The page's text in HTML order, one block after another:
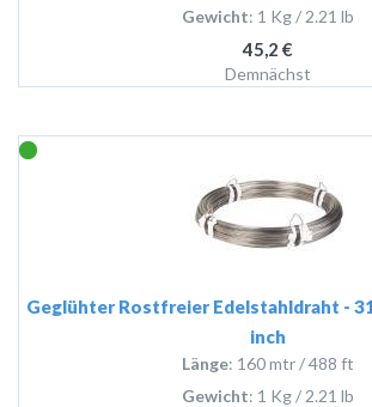
Gewicht: 1 Kg / 2.21 lb
45,2 €
Demnächst
Geglühter Rostfreier Edelstahldraht -
inch
Länge: 160 mtr / 488 ft
Gewicht: 1 Kg / 2.21 lb